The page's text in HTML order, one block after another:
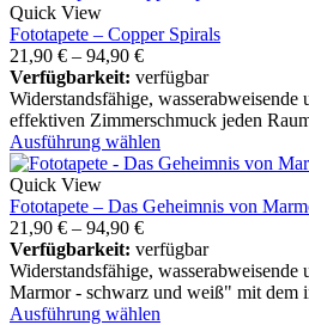
Quick View
Fototapete – Copper Spirals
21,90 € – 94,90 €
Verfügbarkeit: verfügbar
Widerstandsfähige,
effektiven Zimmerschmuck jeden
Ausführung wählen
Quick View
Fototapete – Das Geheimnis von
21,90 € – 94,90 €
Verfügbarkeit: verfügbar
Widerstandsfähige,
Marmor - schwarz und weiß" mit dem
Ausführung wählen